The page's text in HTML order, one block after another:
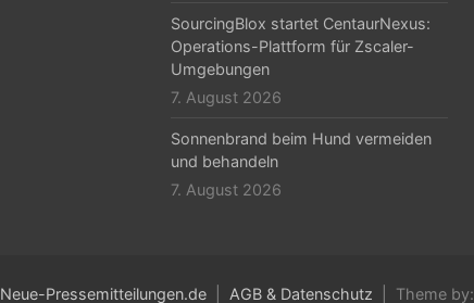
SourcingBlox startet CentaurNexus:
Operations-Plattform für Zscaler-
Umgebungen
7. August 2026
Sonnenbrand beim Hund vermeiden
und behandeln
7. August 2026
Neue-Pressemitteilungen.de AGB & Datenschutz Theme by: